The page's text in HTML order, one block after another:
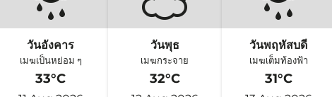
วันอังคาร
เมฆเป็นหย่อม ๆ
33°C
วันพุธ
เมฆกระจาย
32°C
วันพฤหัสบดี
เมฆเต็มท้องฟ้า
31°C